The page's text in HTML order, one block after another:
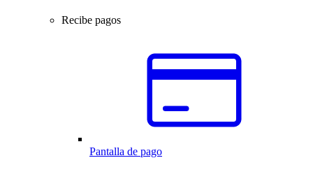
Recibe pagos
Pantalla de pago